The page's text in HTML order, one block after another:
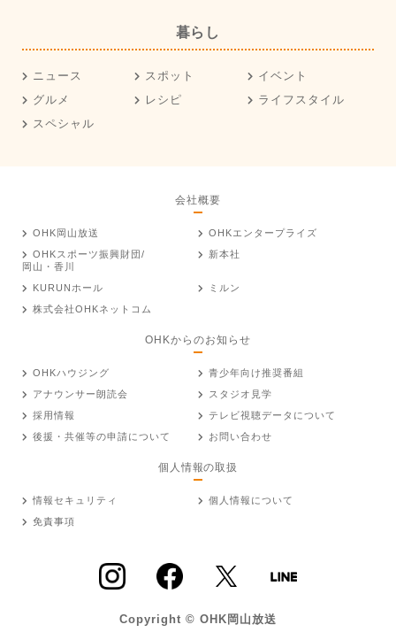
暮らし
ニュース スポット
イベント
グルメ
レシピ
ライフスタイル
スペシャル
会社概要
OHK岡山放送
OHKエンタープライズ
OHKスポーツ振興財団/
岡山・香川
新本社
KURUNホール
ミルン
株式会社OHKネットコム
OHKからのお知らせ
OHKハウジング
青少年向け推奨番組
アナウンサー朗読会
スタジオ見学
採用情報
テレビ視聴データについて
後援・共催等の申請について
お問い合わせ
個人情報の取扱
情報セキュリティ
個人情報について
免責事項
Copyright © OHK岡山放送